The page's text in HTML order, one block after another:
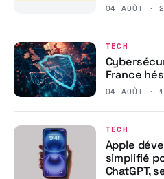
04 AOÛT ·
TECH
France
04 AOÛT ·
TECH
Apple
simplifié
ChatGPT,